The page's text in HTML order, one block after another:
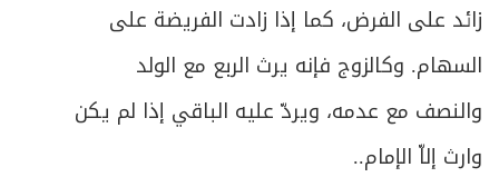
زائد على الفرض، كما إذا زادت الفريضة على
السهام. وكالزوج فإنه يرث الربع مع الولد
والنصف مع عدمه، ويردّ عليه الباقي إذا لم يكن
وارث إلاّ الإمام..